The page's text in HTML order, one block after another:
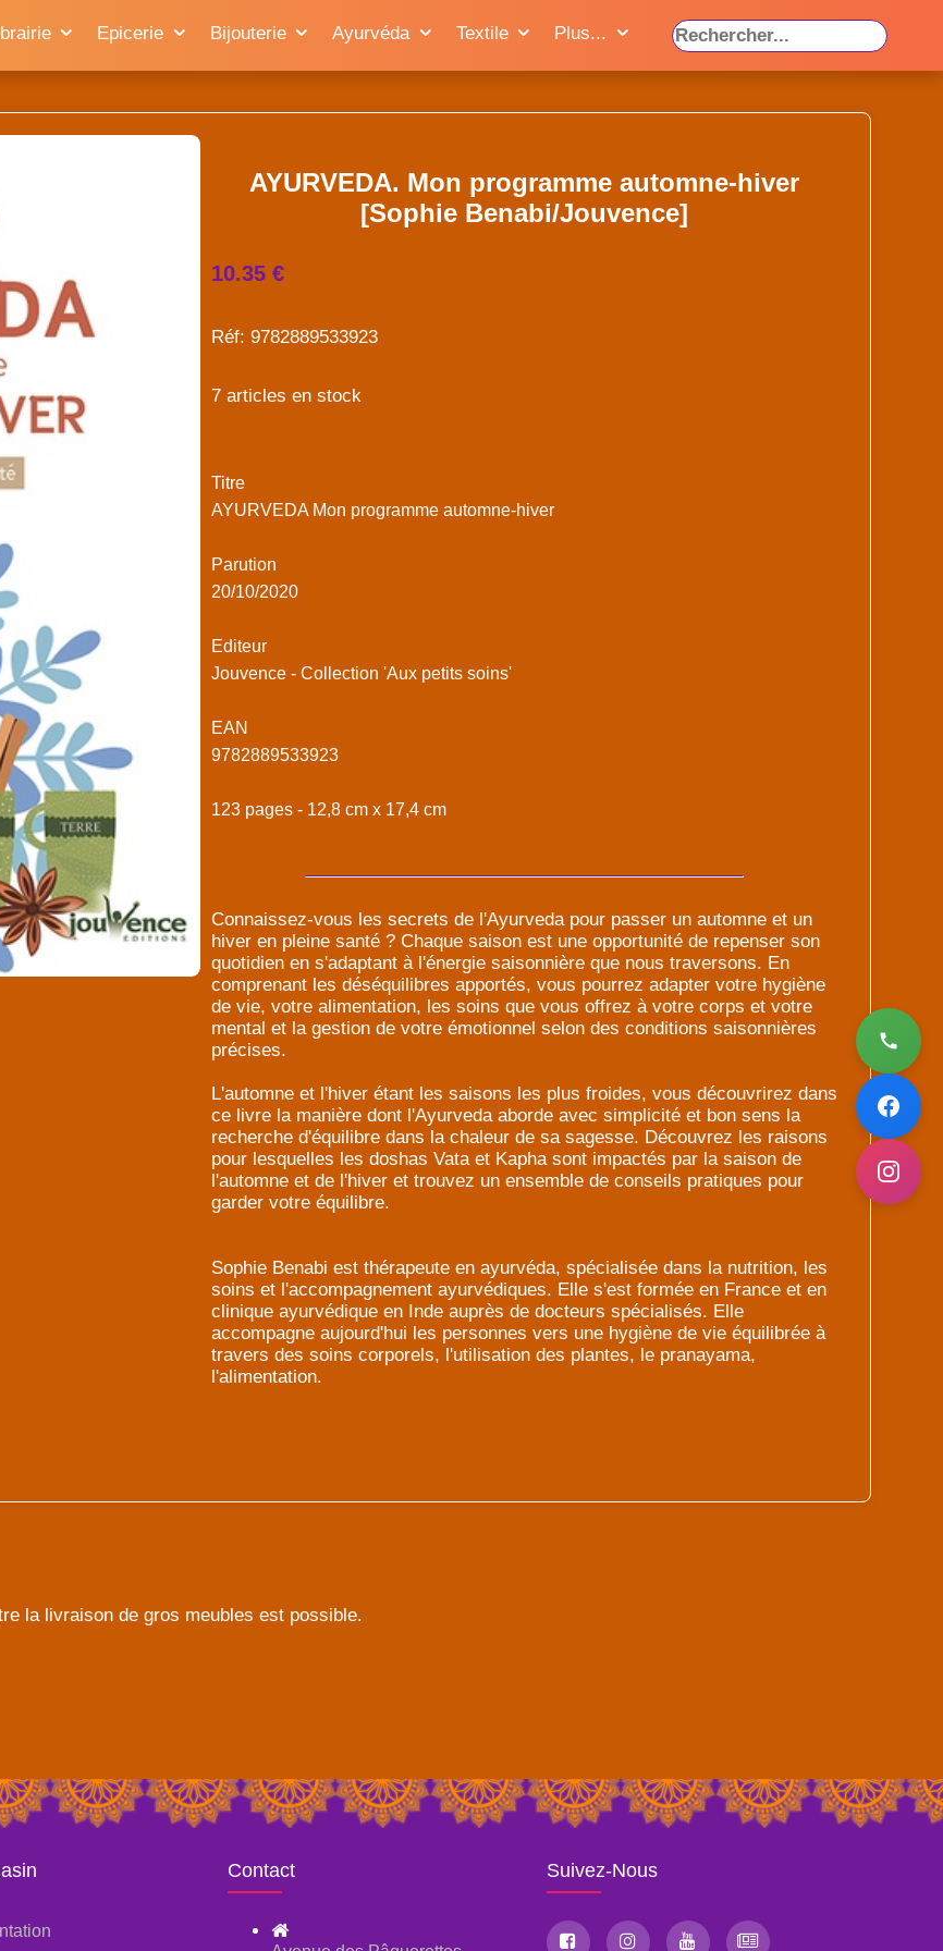
Epicerie Bijouterie Ayurvéda Textile Plus...
AYURVEDA. Mon programme automne-hiver
[Sophie Benabi/Jouvence]
10.35 €
Réf: 9782889533923
7 articles en stock
Titre
AYURVEDA Mon programme automne-hiver
Parution
20/10/2020
Editeur
Jouvence - Collection 'Aux petits soins'
EAN
9782889533923
123 pages - 12,8 cm x 17,4 cm
Connaissez-vous les secrets de l'Ayurveda pour passer un automne et un
hiver en pleine santé ? Chaque saison est une opportunité de repenser son
quotidien en s'adaptant à l'énergie saisonnière que nous traversons. En
comprenant les déséquilibres apportés, vous pourrez adapter votre hygiène
de vie, votre alimentation, les soins que vous offrez à votre corps et votre
mental et la gestion de votre émotionnel selon des conditions saisonnières
précises.
L'automne et l'hiver étant les saisons les plus froides, vous découvrirez dans
ce livre la manière dont l'Ayurveda aborde avec simplicité et bon sens la
recherche d'équilibre dans la chaleur de sa sagesse. Découvrez les raisons
pour lesquelles les doshas Vata et Kapha sont impactés par la saison de
l'automne et de l'hiver et trouvez un ensemble de conseils pratiques pour
garder votre équilibre.
Sophie Benabi est thérapeute en ayurvéda, spécialisée dans la nutrition, les
soins et l'accompagnement ayurvédiques. Elle s'est formée en France et en
clinique ayurvédique en Inde auprès de docteurs spécialisés. Elle
accompagne aujourd'hui les personnes vers une hygiène de vie équilibrée à
travers des soins corporels, l'utilisation des plantes, le pranayama,
l'alimentation.
la livraison de gros meubles est possible.
Contact Suivez-Nous